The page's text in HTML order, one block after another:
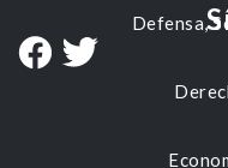
Defensa,